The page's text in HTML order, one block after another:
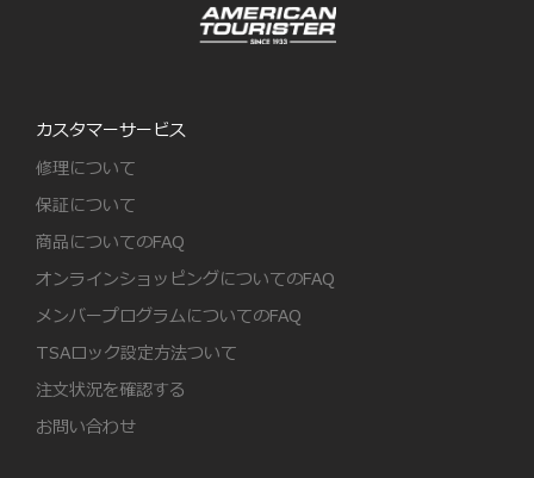
カスタマーサービス
修理について
保証について
商品についてのFAQ
オンラインショッピングについてのFAQ
メンバープログラムについてのFAQ
TSAロック設定方法ついて
注文状況を確認する
お問い合わせ